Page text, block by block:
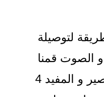
لتوصيلة
الصوت قمنا
بادراج هذا الفيديو القصير و المفيد 4